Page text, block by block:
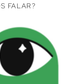
FALAR?